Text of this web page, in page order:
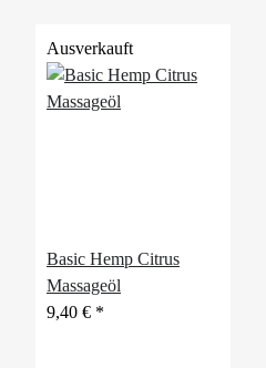
Ausverkauft
Basic Hemp Citrus
Massageöl
9,40 € *